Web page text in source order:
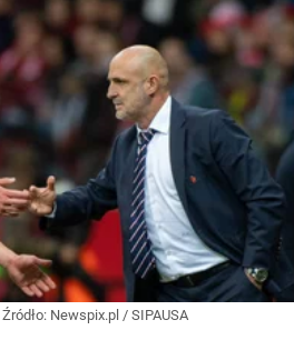
Źródło: Newspix.pl / SIPAUSA